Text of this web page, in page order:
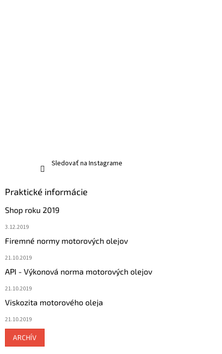
Sledovať na Instagrame
Praktické informácie
Shop roku 2019
3.12.2019
Firemné normy motorových olejov
21.10.2019
API - Výkonová norma motorových olejov
21.10.2019
Viskozita motorového oleja
21.10.2019
ARCHÍV